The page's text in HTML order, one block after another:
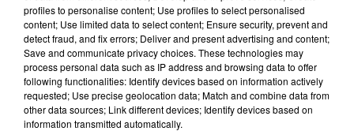
Voir cette publication sur Instagram
Une publication partagée par Wilfred Warrior (@wilfredwarrior)
Plus de 230 000 abonnés. C’est plus que
beaucoup d’hommes pourtant jugés beaux. On
est rassuré : on peut toujours compter sur Internet
profiles to personalise content; Use profiles to select personalised
content; Use limited data to select content; Ensure security, prevent and
detect fraud, and fix errors; Deliver and present advertising and content;
Save and communicate privacy choices. These technologies may
process personal data such as IP address and browsing data to offer
following functionalities: Identify devices based on information actively
requested; Use precise geolocation data; Match and combine data from
other data sources; Link different devices; Identify devices based on
information transmitted automatically.